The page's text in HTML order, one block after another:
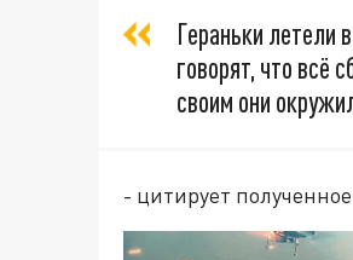
Гераньки летели
говорят, что всё
своим они
- цитирует